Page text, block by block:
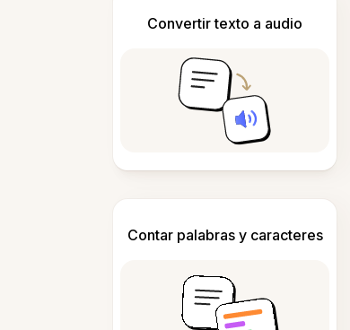
Convertir texto a audio
Contar palabras y caracteres